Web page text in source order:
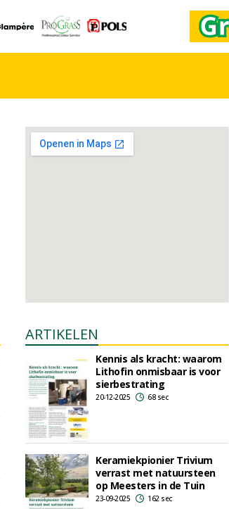
ARTIKELEN
Kennis als kracht: waarom
Lithofin onmisbaar is voor
sierbestrating
20-12-2025 68 sec
Keramiekpionier Trivium
verrast met natuursteen
op Meesters in de Tuin
23-09-2025 162 sec